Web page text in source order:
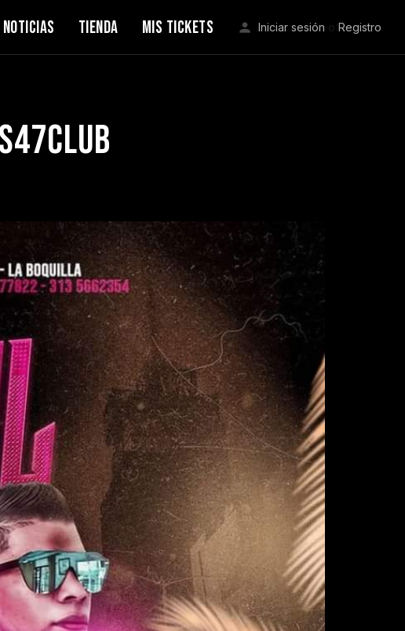
NOTICIAS TIENDA MIS TICKETS Iniciar sesión o Registro